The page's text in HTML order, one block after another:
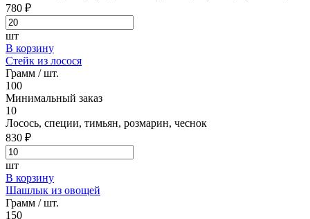
780 ₽
шт
В корзину
Стейк из лосося
Грамм / шт.
100
Минимальный заказ
10
Лосось, специи, тимьян, розмарин, чеснок
830 ₽
шт
В корзину
Шашлык из овощей
Грамм / шт.
150